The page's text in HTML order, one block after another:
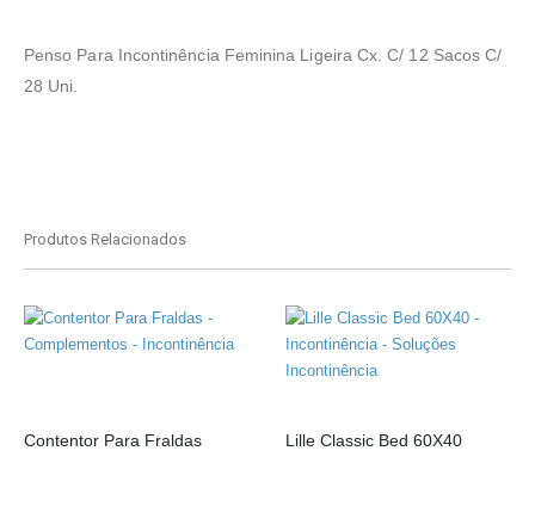
Penso Para Incontinência Feminina Ligeira Cx. C/ 12 Sacos C/
28 Uni.
Produtos Relacionados
Contentor Para Fraldas Lille Classic Bed 60X40